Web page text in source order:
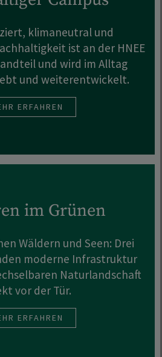
klimaneutral und
ist an der HNEE
und wird im Alltag
und weiterentwickelt.
ERFAHREN
im Grünen
Wäldern und Seen: Drei
moderne Infrastruktur
Naturlandschaft
vor der Tür.
ERFAHREN